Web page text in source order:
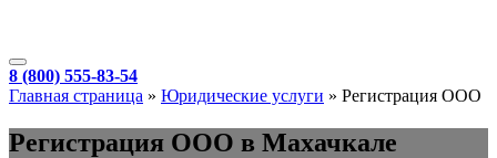
8 (800) 555-83-54
Главная страница » Юридические услуги » Регистрация ООО
Регистрация ООО в Махачкале